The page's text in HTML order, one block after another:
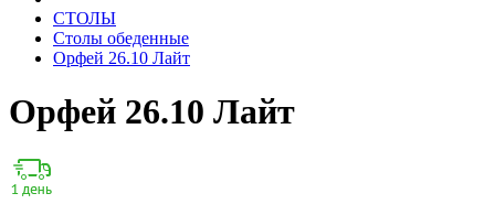
СТОЛЫ
Столы обеденные
Орфей 26.10 Лайт
Орфей 26.10 Лайт